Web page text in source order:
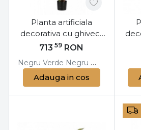
Planta artificiala
decorativa cu ghiveci,
160 cm, Kenzia
713 59 RON
Negru Verde Negru Verde
Adauga in cos